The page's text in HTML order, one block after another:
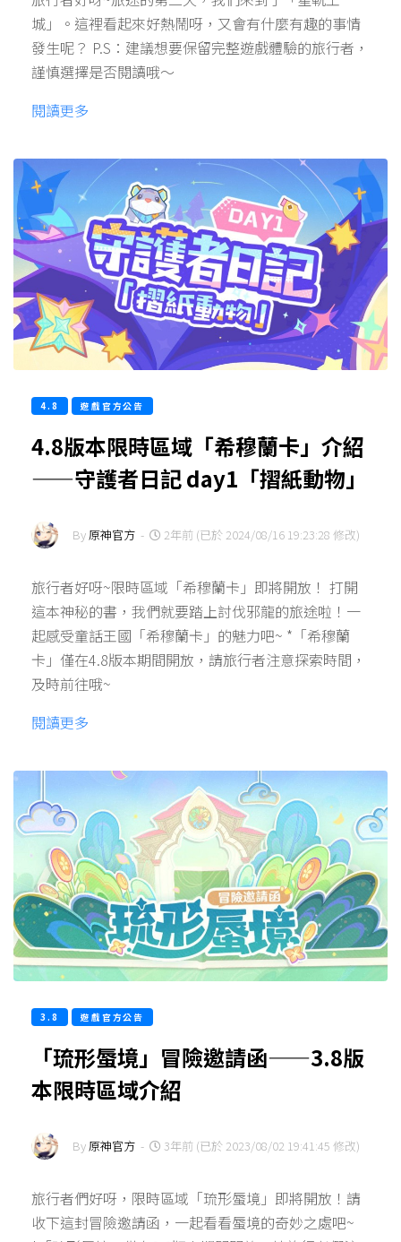
城」。這裡看起來好熱鬧呀，又會有什麼有趣的事情
發生呢？ P.S：建議想要保留完整遊戲體驗的旅行者，
謹慎選擇是否閱讀哦～
閱讀更多
4.8 遊戲官方公告
4.8版本限時區域「希穆蘭卡」介紹
——守護者日記 day1「摺紙動物」
By 原神官方 - 2年前 (已於 2024/08/16 19:23:28 修改)
旅行者好呀~限時區域「希穆蘭卡」即將開放！ 打開
這本神秘的書，我們就要踏上討伐邪龍的旅途啦！一
起感受童話王國「希穆蘭卡」的魅力吧~ *「希穆蘭
卡」僅在4.8版本期間開放，請旅行者注意探索時間，
及時前往哦~
閱讀更多
3.8 遊戲官方公告
「琉形蜃境」冒險邀請函——3.8版
本限時區域介紹
By 原神官方 - 3年前 (已於 2023/08/02 19:41:45 修改)
旅行者們好呀，限時區域「琉形蜃境」即將開放！請
收下這封冒險邀請函，一起看看蜃境的奇妙之處吧~